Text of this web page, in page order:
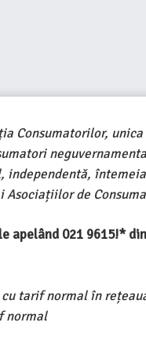
Consumatorilor,
de
021 9615!*
tarif normal în
normal